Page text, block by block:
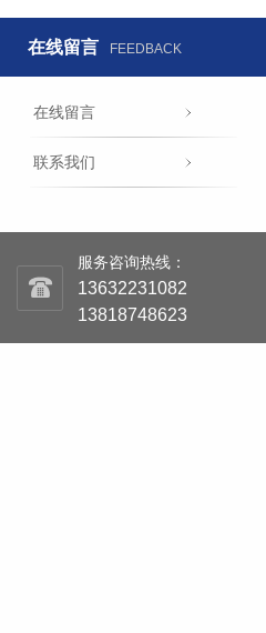
在线留言 FEEDBACK
在线留言
联系我们
服务咨询热线：
13632231082
13818748623